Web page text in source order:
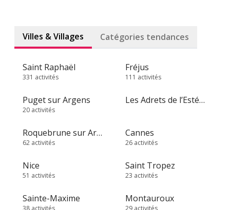
Villes & Villages Catégories tendances
Saint Raphaël
331 activités
Fréjus
111 activités
Puget sur Argens
20 activités
Les Adrets de l’Estérel
Roquebrune sur Argens
62 activités
Cannes
26 activités
Nice
51 activités
Saint Tropez
23 activités
Sainte-Maxime
38 activités
Montauroux
29 activités